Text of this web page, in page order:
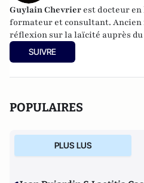
Guylain Chevrier est docteur
formateur et consultant. Ancien
réflexion sur la laïcité auprès
l’intégration. Dernier ouvrage :
travail social,L’Harmattan,
SUIVRE
POPULAIRES
PLUS LUS